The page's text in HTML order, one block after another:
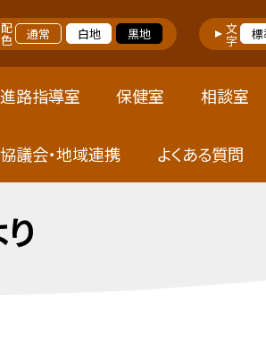
配色 通常 白地 黒地 文字
路指導室 保健室 相談室
議会・地域連携 よくある質問